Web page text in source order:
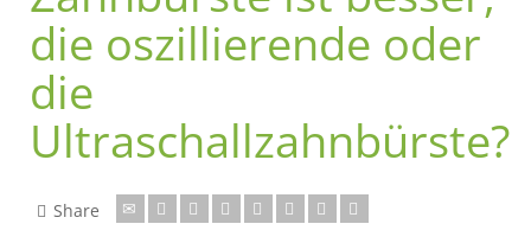
die oszillierende oder
die
Ultraschallzahnbürste?
Share